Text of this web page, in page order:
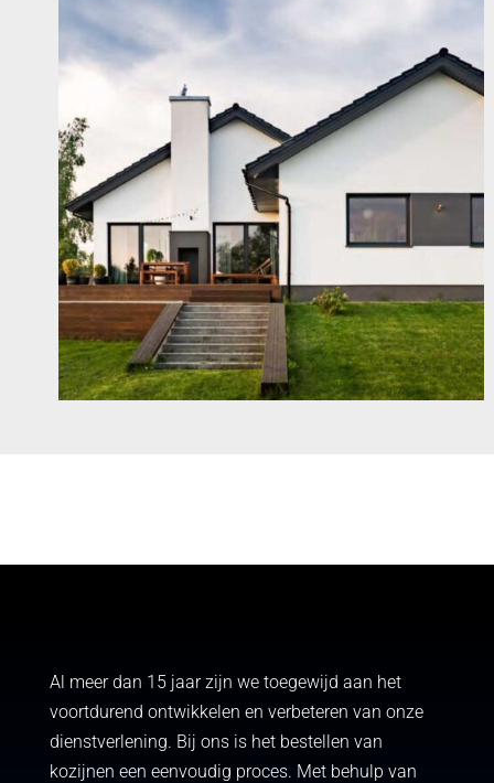
Al meer dan 15 jaar zijn we toegewijd aan het
voortdurend ontwikkelen en verbeteren van onze
dienstverlening. Bij ons is het bestellen van
kozijnen een eenvoudig proces. Met behulp van